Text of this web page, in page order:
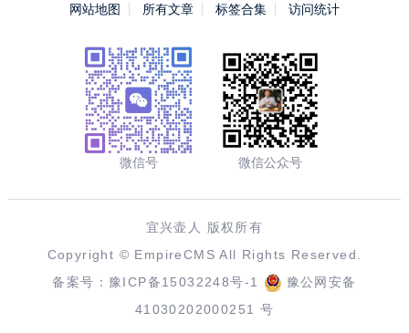
网站地图 所有文章 标签合集 访问统计
微信号 微信公众号
宜兴壶人 版权所有
Copyright © EmpireCMS All Rights Reserved.
备案号：豫ICP备15032248号-1
豫公网安备
41030202000251 号